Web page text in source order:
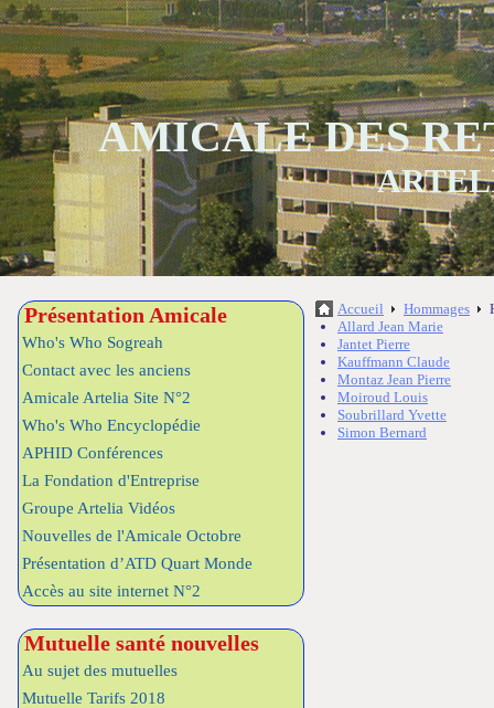
AMICALE DES
Présentation Amicale
Who's Who Sogreah
Contact avec les anciens
Amicale Artelia Site N°2
Who's Who Encyclopédie
APHID Conférences
La Fondation d'Entreprise
Groupe Artelia Vidéos
Nouvelles de l'Amicale Octobre
Présentation d’ATD Quart Monde
Accès au site internet N°2
Mutuelle santé nouvelles
Au sujet des mutuelles
Mutuelle Tarifs 2018
Accueil Hommages
Allard Jean Marie
Jantet Pierre
Kauffmann Claude
Montaz Jean Pierre
Moiroud Louis
Soubrillard Yvette
Simon Bernard